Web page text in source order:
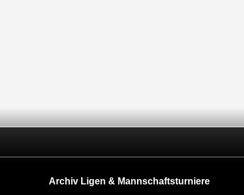
Archiv Ligen & Mannschaftsturniere